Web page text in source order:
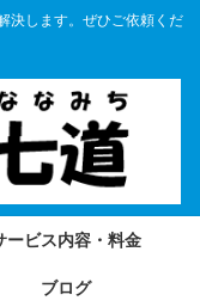
決します。ぜひご依頼くだ
ービス内容・料金
ブログ